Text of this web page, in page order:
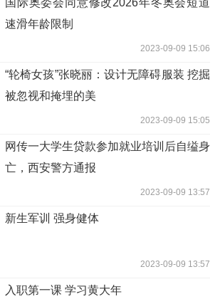
国际奥委会同意修改2026年冬奥会短道
速滑年龄限制
2023-09-09 15:06
“轮椅女孩”张晓丽：设计无障碍服装 挖掘
被忽视和掩埋的美
2023-09-09 15:05
网传一大学生贷款参加就业培训后自缢身
亡，西安警方通报
2023-09-09 13:57
新生军训 强身健体
2023-09-09 13:57
入职第一课 学习黄大年